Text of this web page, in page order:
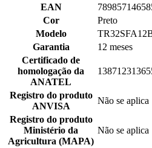
EAN
Cor
Preto
Modelo
Garantia
12 meses
Certificado de
homologação da
ANATEL
Registro do produto
ANVISA
Não se aplica
Registro do produto
Ministério da
Agricultura (MAPA)
Não se aplica